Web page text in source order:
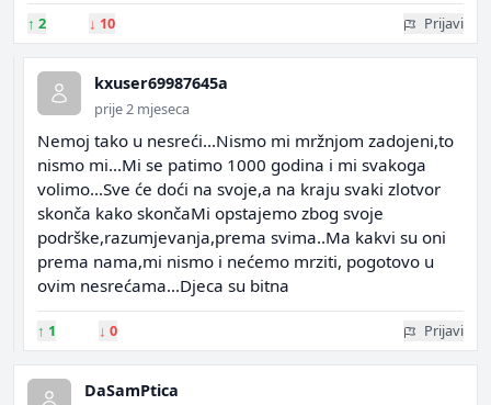
↑ 2 ↓ 10 Prijavi
kxuser69987645a
prije 2 mjeseca
Nemoj tako u nesreći...Nismo mi mržnjom zadojeni,to
nismo mi...Mi se patimo 1000 godina i mi svakoga
volimo...Sve će doći na svoje,a na kraju svaki zlotvor
skonča kako skončaMi opstajemo zbog svoje
podrške,razumjevanja,prema svima..Ma kakvi su oni
prema nama,mi nismo i nećemo mrziti, pogotovo u
ovim nesrećama...Djeca su bitna
↑ 1 ↓ 0 Prijavi
DaSamPtica